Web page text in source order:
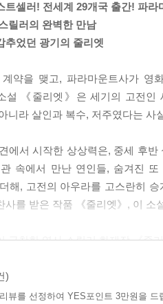
트셀러! 전세계 29개국 출간! 파라
릴러의 완벽한 만남
추었던 광기의 줄리엣
계약을 맺고, 파라마운트사가
설 《줄리엣》은 세기의 고전
니라 살인과 복수, 저주였다는 사
에서 시작한 상상력은, 중세 후
속에서 만난 연인들, 숨겨진
해, 고전의 아우라를 고스란히
사를 받은 작품 《줄리엣》, 이
극찬한 역사 스릴러 화제작 《줄
은 제이미 포드, 캐서린 네빌,
설이 보여줄 수 있는 모든 것을
)
뷰를 선정하여 YES포인트 3만원을 드